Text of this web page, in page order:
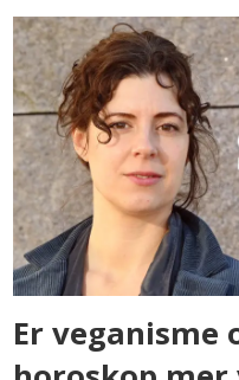
Er veganisme